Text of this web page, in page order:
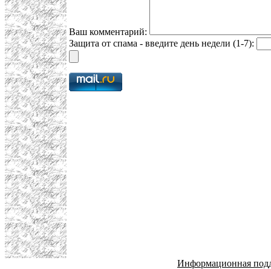
Ваш комментарий:
Защита от спама - введите день недели (1-7):
Информационная